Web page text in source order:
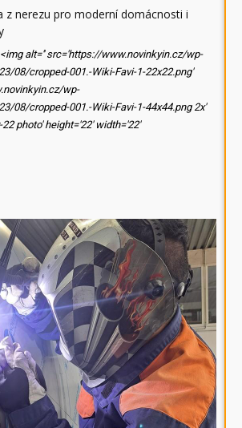
z nerezu pro moderní domácnosti i
<img alt='' src='https://www.novinkyin.cz/wp-
08/cropped-001.-Wiki-Favi-1-22x22.png'
wp-
08/cropped-001.-Wiki-Favi-1-44x44.png 2x'
photo' height='22' width='22'